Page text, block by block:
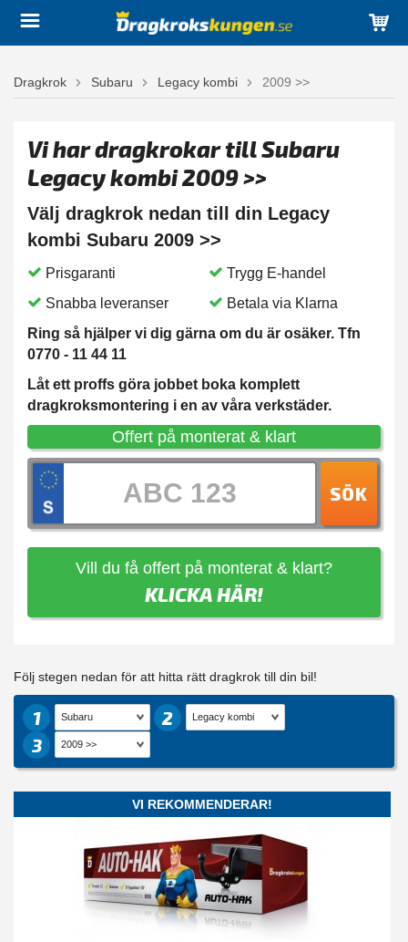
Dragkrok Subaru Legacy kombi 2009 >>
Vi har dragkrokar till Subaru
Legacy kombi 2009 >>
Välj dragkrok nedan till din Legacy
kombi Subaru 2009 >>
Prisgaranti
Trygg E-handel
Snabba leveranser
Betala via Klarna
Ring så hjälper vi dig gärna om du är osäker. Tfn
0770 - 11 44 11
Låt ett proffs göra jobbet boka komplett
dragkroksmontering i en av våra verkstäder.
Offert på monterat & klart
SÖK
Vill du få offert på monterat & klart?
KLICKA HÄR!
Följ stegen nedan för att hitta rätt dragkrok till din bil!
1
2
3
VI REKOMMENDERAR!